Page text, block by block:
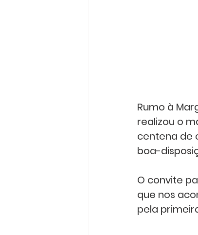
Rumo à
realizou o
centena de
boa-
O convite
que nos
pela